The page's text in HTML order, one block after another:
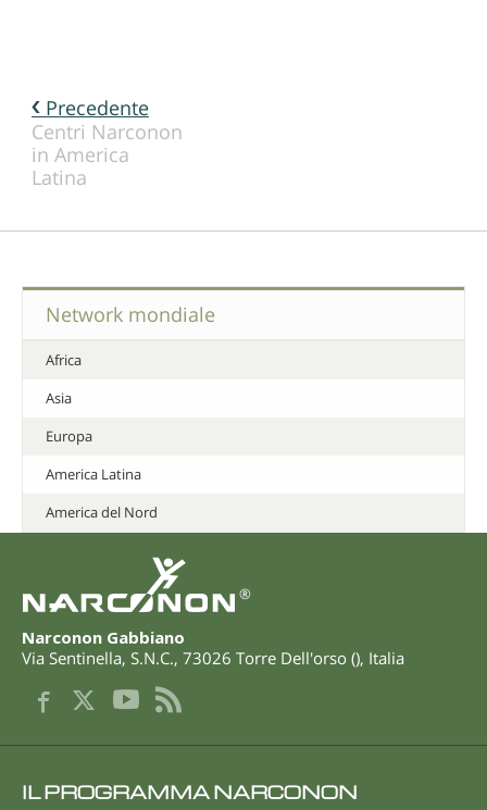
Precedente
Centri Narconon
in America
Latina
Network mondiale
Africa
Asia
Europa
America Latina
America del Nord
®
Narconon Gabbiano
Via Sentinella, S.N.C., 73026 Torre Dell'orso (), Italia
IL PROGRAMMA NARCONON